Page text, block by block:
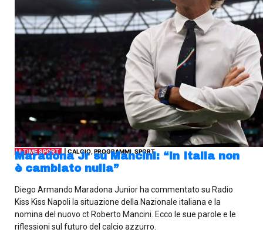
ULTIME SPORT | CALCIO, PROGRAMMI, SPORT
Maradona Jr su Mancini: “In Italia non
è cambiato nulla”
Diego Armando Maradona Junior ha commentato su Radio
Kiss Kiss Napoli la situazione della Nazionale italiana e la
nomina del nuovo ct Roberto Mancini. Ecco le sue parole e le
riflessioni sul futuro del calcio azzurro.